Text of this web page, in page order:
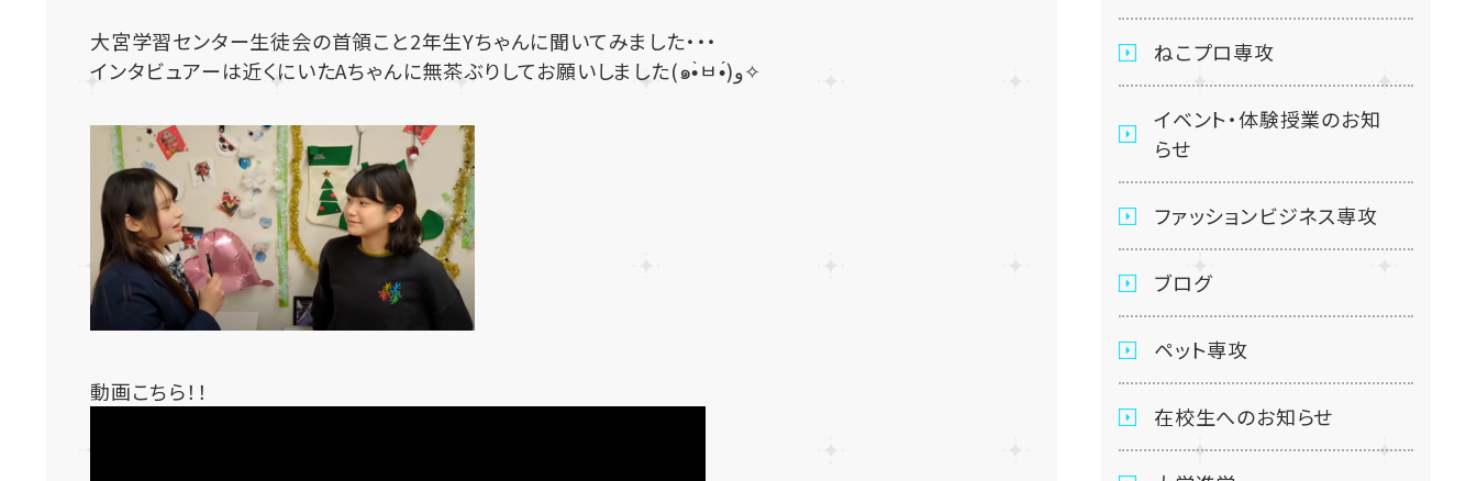
大宮学習センター生徒会の首領こと2年生Yちゃんに聞いてみました・・・
インタビュアーは近くにいたAちゃんに無茶ぶりしてお願いしました(๑•̀ㅂ•́)و✧
動画こちら！！
ねこプロ専攻
イベント・体験授業のお知
らせ
ファッションビジネス専攻
ブログ
ペット専攻
在校生へのお知らせ